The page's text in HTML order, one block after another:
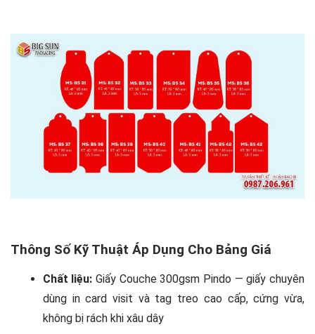
Thông Số Kỹ Thuật Áp Dụng Cho Bảng Giá
Chất liệu: Giấy Couche 300gsm Pindo — giấy chuyên
dùng in card visit và tag treo cao cấp, cứng vừa,
không bị rách khi xâu dây